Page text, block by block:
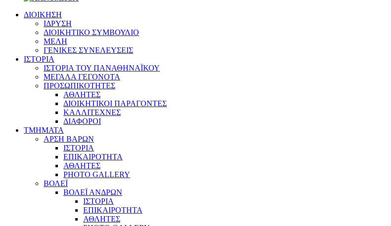
ΔΙΟΙΚΗΣΗ
ΙΔΡΥΣΗ
ΔΙΟΙΚΗΤΙΚΟ ΣΥΜΒΟΥΛΙΟ
ΜΕΛΗ
ΓΕΝΙΚΕΣ ΣΥΝΕΛΕΥΣΕΙΣ
ΙΣΤΟΡΙΑ
ΙΣΤΟΡΙΑ ΤΟΥ ΠΑΝΑΘΗΝΑΪΚΟΥ
ΜΕΓΑΛΑ ΓΕΓΟΝΟΤΑ
ΠΡΟΣΩΠΙΚΟΤΗΤΕΣ
ΑΘΛΗΤΕΣ
ΔΙΟΙΚΗΤΙΚΟΙ ΠΑΡΑΓΟΝΤΕΣ
ΚΑΛΛΙΤΕΧΝΕΣ
ΔΙΑΦΟΡΟΙ
ΤΜΗΜΑΤΑ
ΑΡΣΗ ΒΑΡΩΝ
ΙΣΤΟΡΙΑ
ΕΠΙΚΑΙΡΟΤΗΤΑ
ΑΘΛΗΤΕΣ
PHOTO GALLERY
ΒΟΛΕΪ
ΒΟΛΕΪ ΑΝΔΡΩΝ
ΙΣΤΟΡΙΑ
ΕΠΙΚΑΙΡΟΤΗΤΑ
ΑΘΛΗΤΕΣ